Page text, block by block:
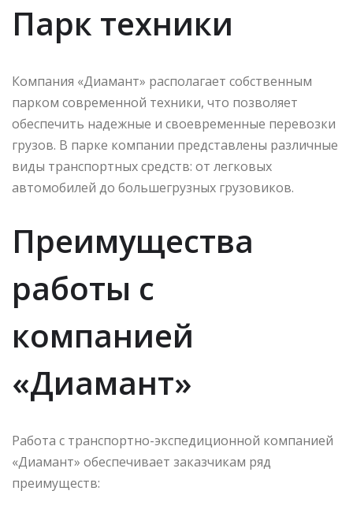
Парк техники
Компания «Диамант» располагает собственным
парком современной техники, что позволяет
обеспечить надежные и своевременные перевозки
грузов. В парке компании представлены различные
виды транспортных средств: от легковых
автомобилей до большегрузных грузовиков.
Преимущества
работы с
компанией
«Диамант»
Работа с транспортно-экспедиционной компанией
«Диамант» обеспечивает заказчикам ряд
преимуществ: